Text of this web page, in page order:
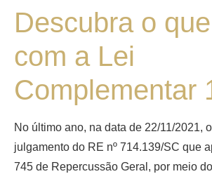
Descubra o
com a Lei
Complementar
No último ano, na data de 22/11/2021,
julgamento do RE nº 714.139/SC que
745 de Repercussão Geral, por meio